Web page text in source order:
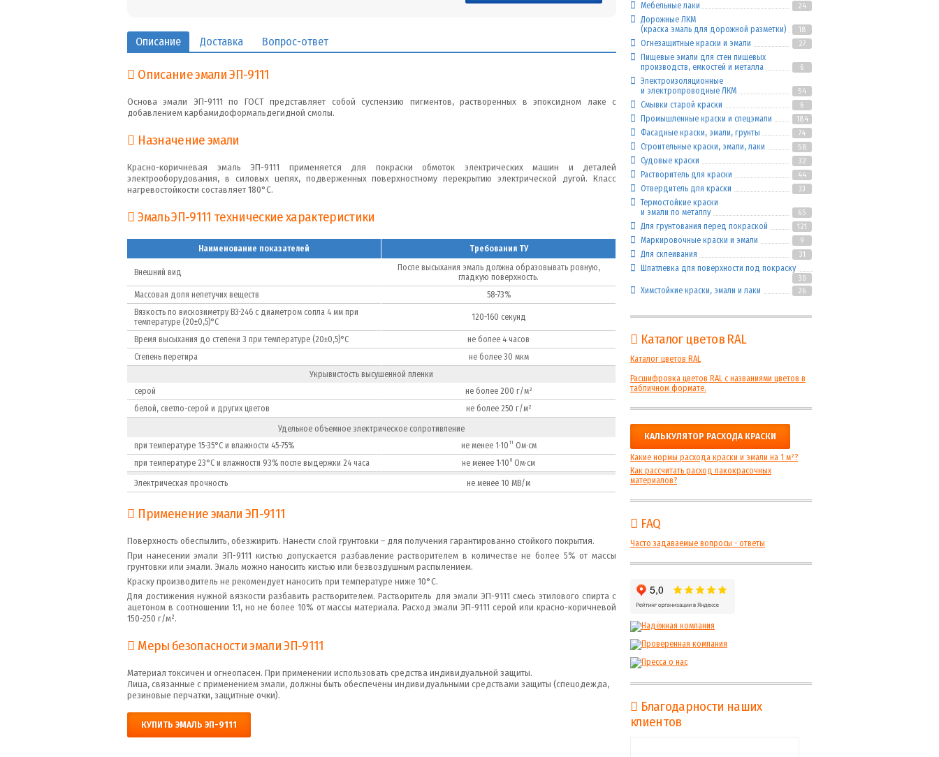
Описание Доставка Вопрос-ответ
Описание эмали ЭП-9111
Основа эмали ЭП-9111 по ГОСТ представляет собой суспензию пигментов, растворенных в эпоксидном лаке с
добавлением карбамидоформальдегидной смолы.
Назначение эмали
Красно-коричневая эмаль ЭП-9111 применяется для покраски обмоток электрических машин и деталей
электрооборудования, в силовых цепях, подверженных поверхностному перекрытию электрической дугой. Класс
нагревостойкости составляет 180°С.
Эмаль ЭП-9111 технические характеристики
Наименование показателей Требования ТУ
Внешний вид
После высыхания эмаль должна образовывать ровную,
гладкую поверхность.
Массовая доля нелетучих веществ
58-73%
Вязкость по вискозиметру ВЗ-246 с диаметром сопла 4 мм при
температуре (20±0,5)°С
120-160 секунд
Время высыхания до степени 3 при температуре (20±0,5)°С
не более 4 часов
Степень перетира
не более 30 мкм
Укрывистость высушенной пленки
серой
не более 200 г/м²
белой, светло-серой и других цветов
не более 250 г/м²
Удельное объемное электрическое сопротивление
при температуре 15-35°С и влажности 45-75%
не менее 1·10 11
Ом·см
при температуре 23°С и влажности 93% после выдержки 24 часа
не менее 1·10 8 Ом·см
Электрическая прочность не менее 10 МВ/м
Применение эмали ЭП-9111
Поверхность обеспылить, обезжирить. Нанести слой грунтовки – для получения гарантированно стойкого покрытия.
При нанесении эмали ЭП-9111 кистью допускается разбавление растворителем в количестве не более 5% от массы
грунтовки или эмали. Эмаль можно наносить кистью или безвоздушным распылением.
Краску производитель не рекомендует наносить при температуре ниже 10°C.
Для достижения нужной вязкости разбавить растворителем. Растворитель для эмали ЭП-9111 смесь этилового спирта с
ацетоном в соотношении 1:1, но не более 10% от массы материала. Расход эмали ЭП-9111 серой или красно-коричневой
150-250 г/м².
Меры безопасности эмали ЭП-9111
Материал токсичен и огнеопасен. При применении использовать средства индивидуальной защиты.
Лица, связанные с применением эмали, должны быть обеспечены индивидуальными средствами защиты (спецодежда,
резиновые перчатки, защитные очки).
КУПИТЬ ЭМАЛЬ ЭП-9111
Мебельные лаки 24
Дорожные ЛКМ
(краска эмаль для дорожной разметки)
18
Огнезащитные краски и эмали 27
Пищевые эмали для стен пищевых
производств, емкостей и металла
6
Электроизоляционные
и электропроводные ЛКМ
54
Смывки старой краски 6
Промышленные краски и спецэмали 184
Фасадные краски, эмали, грунты 74
Строительные краски, эмали, лаки 58
Судовые краски 32
Растворитель для краски 44
Отвердитель для краски 33
Термостойкие краски
и эмали по металлу
65
Для грунтования перед покраской 121
Маркировочные краски и эмали 9
Для склеивания 31
Шпатлевка для поверхности под покраску
30
Химстойкие краски, эмали и лаки 26
Каталог цветов RAL
Каталог цветов RAL
Расшифровка цветов RAL с названиями цветов в
табличном формате.
КАЛЬКУЛЯТОР РАСХОДА КРАСКИ
Какие нормы расхода краски и эмали на 1 м²?
Как рассчитать расход лакокрасочных
материалов?
FAQ
Часто задаваемые вопросы - ответы
Благодарности наших
клиентов